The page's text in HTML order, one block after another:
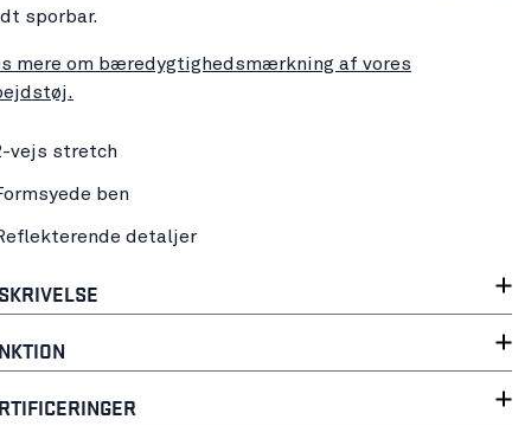
sporbar.
mere om bæredygtighedsmærkning af vores
vejs stretch
ben
detaljer